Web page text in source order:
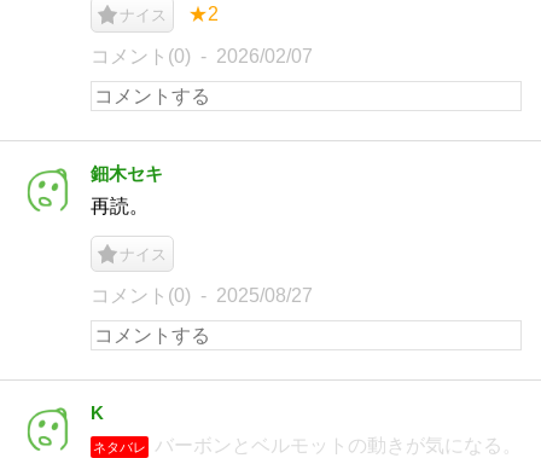
ナイス ★2
コメント(0) 2026/02/07
鈿木セキ
再読。
ナイス
コメント(0) 2025/08/27
K
ネタバレ
バーボンとベルモットの動きが気になる。